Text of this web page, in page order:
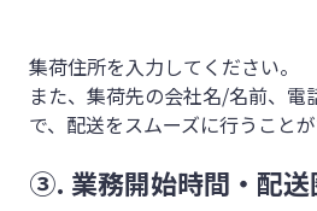
集荷住所を入力してください。
また、集荷先の会社名/名前、電
で、配送をスムーズに行うことが
③. 業務開始時間・配